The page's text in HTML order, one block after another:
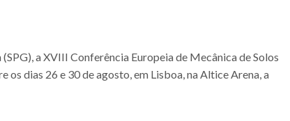
a XVIII Conferência Europeia de Mecânica de Solos
os dias 26 e 30 de agosto, em Lisboa, na Altice Arena, a